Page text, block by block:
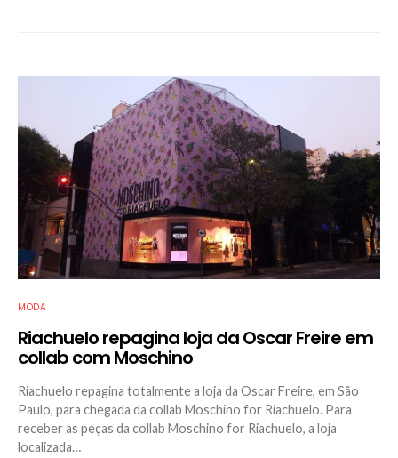
MODA
Riachuelo repagina loja da Oscar Freire em
collab com Moschino
Riachuelo repagina totalmente a loja da Oscar Freire, em São
Paulo, para chegada da collab Moschino for Riachuelo. Para
receber as peças da collab Moschino for Riachuelo, a loja
localizada…